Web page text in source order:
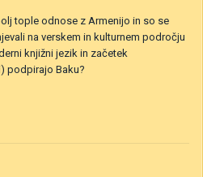
tople odnose z Armenijo in so se
na verskem in kulturnem področju
knjižni jezik in začetek
podpirajo Baku?